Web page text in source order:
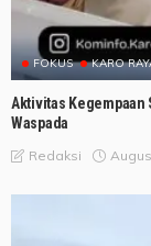
FOKUS KARO
Aktivitas Kegempaan
Waspada
Redaksi